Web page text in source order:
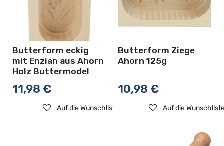
Butterform eckig
mit Enzian aus Ahorn
Holz Buttermodel
11,98 €
Auf die Wunschliste
Butterform Ziege
Ahorn 125g
10,98 €
Auf die